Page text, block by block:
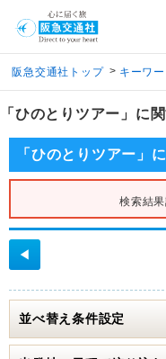
阪急交通社トップ > キーワ
「ひのとりツアー」に
「ひのとりツアー」
検索結
◀
並べ替え条件設定